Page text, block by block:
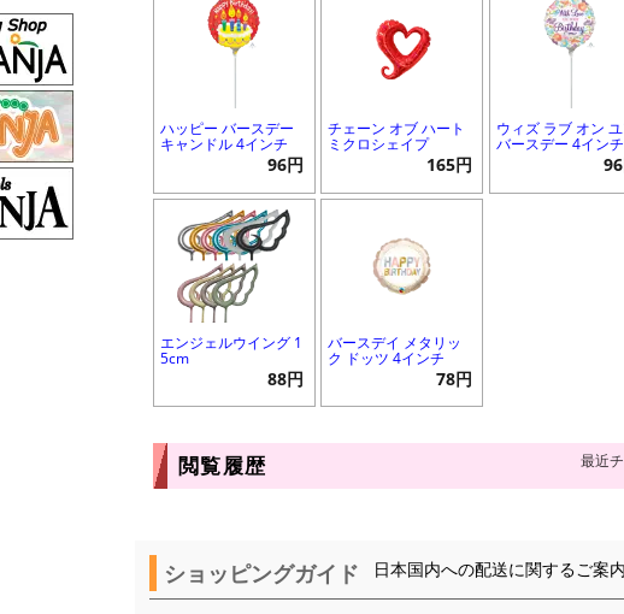
ハッピー バースデー
キャンドル 4インチ
96円
チェーン オブ ハート
ミクロシェイプ
165円
ウィズ ラブ オン
バースデー 4インチ
エンジェルウイング 1
5cm
88円
バースデイ メタリッ
ク ドッツ 4インチ
78円
閲覧履歴 最近
ショッピングガイド 日本国内への配送に関するご案